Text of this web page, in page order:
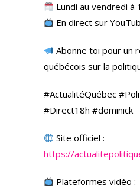
Lundi au vendredi à
En direct sur
Abonne toi pour un
québécois sur la
#ActualitéQuébec
#Direct18h #dominick
Site officiel :
https://
Plateformes vidéo :